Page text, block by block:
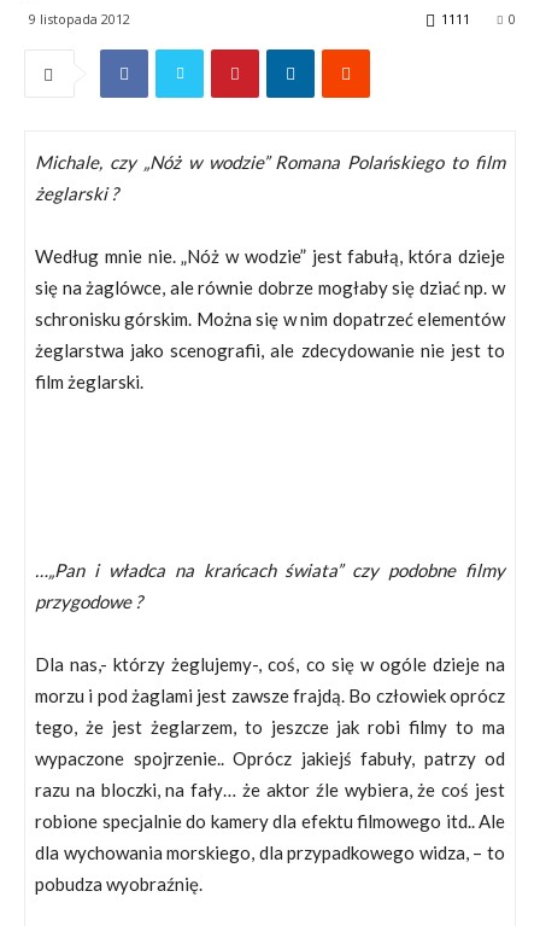
9 listopada 2012 0
1111
Michale, czy „Nóż w wodzie” Romana Polańskiego to film
żeglarski ?
Według mnie nie. „Nóż w wodzie” jest fabułą, która dzieje
się na żaglówce, ale równie dobrze mogłaby się dziać np. w
schronisku górskim. Można się w nim dopatrzeć elementów
żeglarstwa jako scenografii, ale zdecydowanie nie jest to
film żeglarski.
…„Pan i władca na krańcach świata” czy podobne filmy
przygodowe ?
Dla nas,- którzy żeglujemy-, coś, co się w ogóle dzieje na
morzu i pod żaglami jest zawsze frajdą. Bo człowiek oprócz
tego, że jest żeglarzem, to jeszcze jak robi filmy to ma
wypaczone spojrzenie.. Oprócz jakiejś fabuły, patrzy od
razu na bloczki, na fały… że aktor źle wybiera, że coś jest
robione specjalnie do kamery dla efektu filmowego itd.. Ale
dla wychowania morskiego, dla przypadkowego widza, – to
pobudza wyobraźnię.